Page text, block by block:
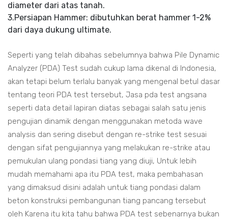
diameter dari atas tanah.
3.Persiapan Hammer: dibutuhkan berat hammer 1-2%
dari daya dukung ultimate.
Seperti yang telah dibahas sebelumnya bahwa Pile Dynamic
Analyzer (PDA) Test sudah cukup lama dikenal di Indonesia,
akan tetapi belum terlalu banyak yang mengenal betul dasar
tentang teori PDA test tersebut, Jasa pda test angsana
seperti data detail lapiran diatas sebagai salah satu jenis
pengujian dinamik dengan menggunakan metoda wave
analysis dan sering disebut dengan re-strike test sesuai
dengan sifat pengujiannya yang melakukan re-strike atau
pemukulan ulang pondasi tiang yang diuji, Untuk lebih
mudah memahami apa itu PDA test, maka pembahasan
yang dimaksud disini adalah untuk tiang pondasi dalam
beton konstruksi pembangunan tiang pancang tersebut
oleh Karena itu kita tahu bahwa PDA test sebenarnya bukan